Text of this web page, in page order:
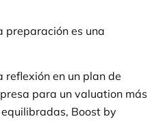
preparación es una
reflexión en un plan de
para un valuation más
Boost by